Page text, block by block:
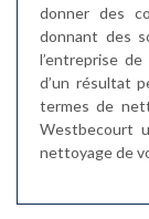
donner des
donnant des
l’entreprise
d’un résultat
termes de
Westbecourt
nettoyage de